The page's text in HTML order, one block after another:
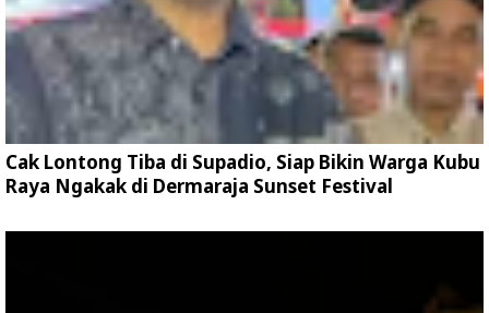
Cak Lontong Tiba di Supadio, Siap Bikin Warga Kubu
Raya Ngakak di Dermaraja Sunset Festival